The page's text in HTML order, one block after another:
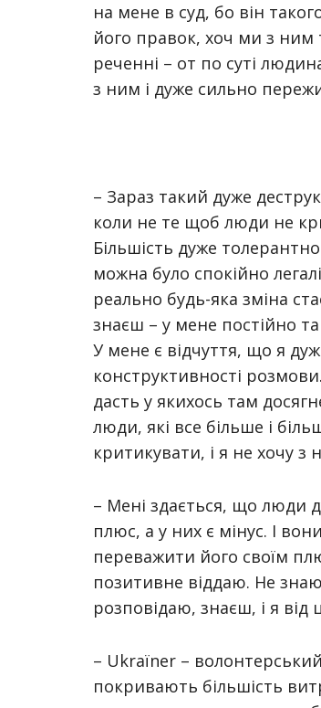
на мене в суд, бо він
його правок, хоч ми з ним
реченні – от по суті
з ним і дуже сильно
– Зараз такий дуже
коли не те щоб люди не
Більшість дуже
можна було спокійно
реально будь-яка зміна
знаєш – у мене постійно
У мене є відчуття, що я
конструктивності
дасть у якихось там
люди, які все більше і
критикувати, і я не хочу з
– Мені здається, що люди
плюс, а у них є мінус. І
переважити його своїм
позитивне віддаю. Не
розповідаю, знаєш, і я від
– Ukraїner –
покривають більшість